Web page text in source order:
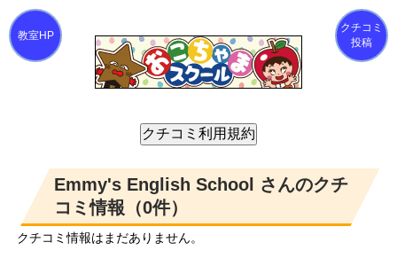
クチコミ
投稿
Emmy's English School さんのクチ
コミ情報（0件）
クチコミ情報はまだありません。